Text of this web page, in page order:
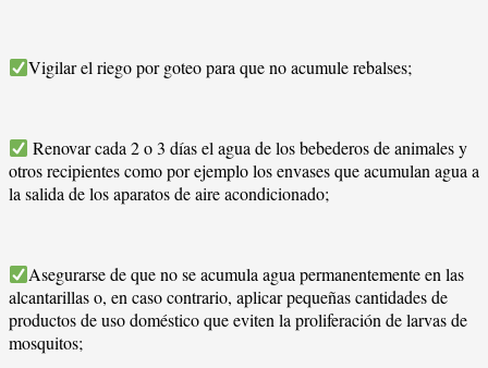
Vigilar el riego por goteo para que no acumule rebalses;
Renovar cada 2 o 3 días el agua de los bebederos de animales y
otros recipientes como por ejemplo los envases que acumulan agua a
la salida de los aparatos de aire acondicionado;
Asegurarse de que no se acumula agua permanentemente en las
alcantarillas o, en caso contrario, aplicar pequeñas cantidades de
productos de uso doméstico que eviten la proliferación de larvas de
mosquitos;